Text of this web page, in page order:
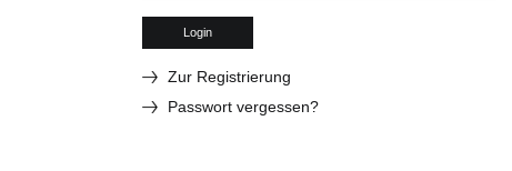
Login
Zur Registrierung
Passwort vergessen?